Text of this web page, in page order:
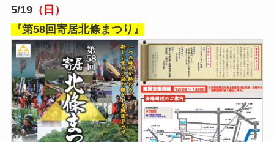
5/19（日）
『第58回寄居北條まつり』